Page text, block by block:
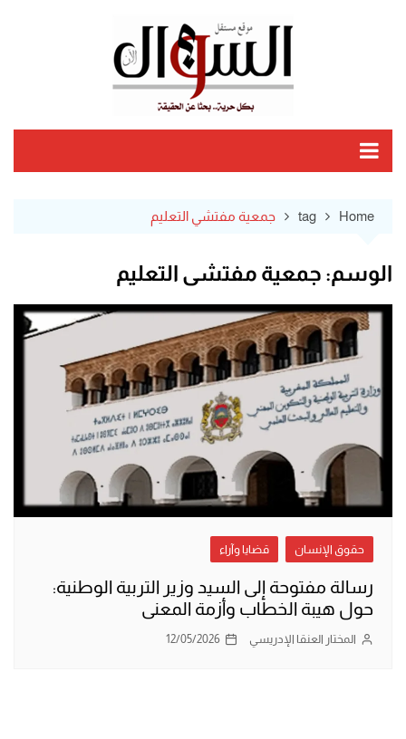
Home
tag جمعية مفتشي التعليم
الوسم: جمعية مفتشي التعليم
حقوق الإنسان قضايا وآراء
رسالة مفتوحة إلى السيد وزير التربية الوطنية:
حول هيبة الخطاب وأزمة المعنى
المختار العنقا الإدريسي 12/05/2026